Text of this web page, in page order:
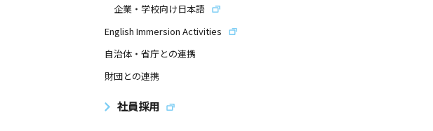
企業・学校向け日本語
English Immersion Activities
自治体・省庁との連携
財団との連携
社員採用